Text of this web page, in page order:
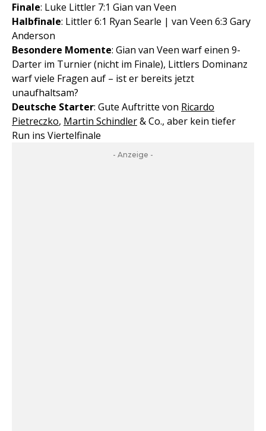
Finale: Luke Littler 7:1 Gian van Veen
Halbfinale: Littler 6:1 Ryan Searle | van Veen 6:3 Gary
Anderson
Besondere Momente: Gian van Veen warf einen 9-
Darter im Turnier (nicht im Finale), Littlers Dominanz
warf viele Fragen auf – ist er bereits jetzt
unaufhaltsam?
Deutsche Starter: Gute Auftritte von Ricardo
Pietreczko, Martin Schindler& Co., aber kein tiefer
Run ins Viertelfinale
- Anzeige -